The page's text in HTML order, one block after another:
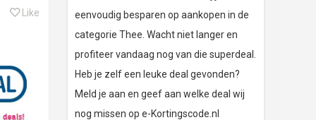
Like
eenvoudig besparen op aankopen in de
categorie Thee. Wacht niet langer en
profiteer vandaag nog van die superdeal.
Heb je zelf een leuke deal gevonden?
Meld je aan en geef aan welke deal wij
nog missen op e-Kortingscode.nl